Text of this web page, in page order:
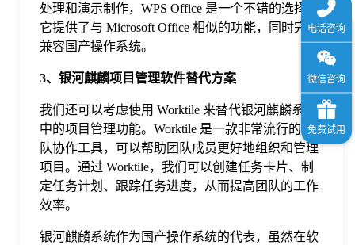
处理和演示制作，WPS Office 是一个不错的选择。
它提供了与 Microsoft Office 相似的功能，同时完美
兼容国产操作系统。
3、银河麒麟项目管理软件替代方案
我们还可以考虑使用 Worktile 来替代银河麒麟系统
中的项目管理功能。Worktile 是一款非常流行的团
队协作工具，可以帮助团队成员更好地组织和管理
项目。通过 Worktile，我们可以创建任务卡片、制
定任务计划、跟踪任务进度，从而提高团队的工作
效率。
银河麒麟系统作为国产操作系统的代表，虽然在软